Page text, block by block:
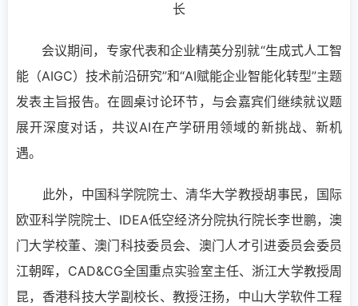
长
会议期间，专家代表和企业精英分别就“生成式人工智
能（AIGC）技术前沿研究”和“AI赋能企业智能化转型”主题
发表主旨报告。在圆桌讨论环节，与会嘉宾们继续就议题
展开深度对话，共议AI在产学研用领域的新挑战、新机
遇。
此外，中国科学院院士、清华大学教授胡事民，国际
欧亚科学院院士、IDEA低空经济分院执行院长李世鹏，澳
门大学校董、澳门科技委员会、澳门人才引进委员会委员
江朝晖，CAD&CG全国重点实验室主任、浙江大学教授周
昆，香港科技大学副校长、教授汪扬，中山大学软件工程